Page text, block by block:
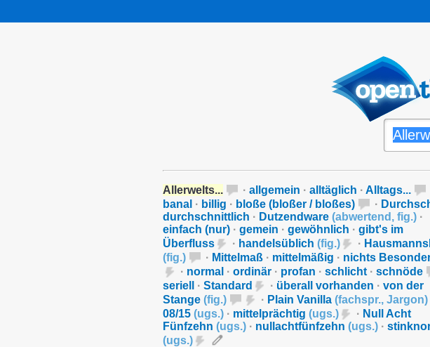
Allerwelts... · allgemein · alltäglich · Alltags...
banal · billig · bloße (bloßer / bloßes) ·
durchschnittlich · Dutzendware (abwertend , fig.) ·
einfach (nur) · gemein · gewöhnlich · gibt's im
Überfluss
· handelsüblich (fig.) ·
(fig.) · Mittelmaß · mittelmäßig · nichts
· normal · ordinär · profan · schlicht · schnöde
seriell
· Standard · überall vorhanden · von der
Stange (fig.) · Plain Vanilla (fachspr., Jargon)
08/15 (ugs.) · mittelprächtig (ugs.) · Null Acht
Fünfzehn (ugs.) · nullachtfünfzehn (ugs.) ·
(ugs.)